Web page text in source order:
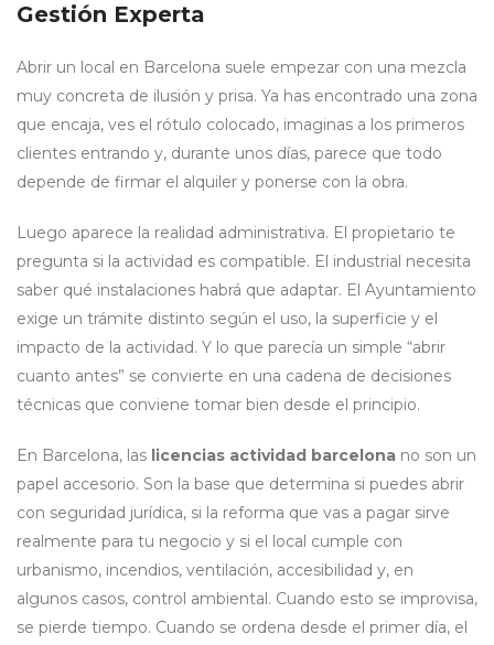
Gestión Experta
Abrir un local en Barcelona suele empezar con una mezcla
muy concreta de ilusión y prisa. Ya has encontrado una zona
que encaja, ves el rótulo colocado, imaginas a los primeros
clientes entrando y, durante unos días, parece que todo
depende de firmar el alquiler y ponerse con la obra.
Luego aparece la realidad administrativa. El propietario te
pregunta si la actividad es compatible. El industrial necesita
saber qué instalaciones habrá que adaptar. El Ayuntamiento
exige un trámite distinto según el uso, la superficie y el
impacto de la actividad. Y lo que parecía un simple “abrir
cuanto antes” se convierte en una cadena de decisiones
técnicas que conviene tomar bien desde el principio.
En Barcelona, las licencias actividad barcelona no son un
papel accesorio. Son la base que determina si puedes abrir
con seguridad jurídica, si la reforma que vas a pagar sirve
realmente para tu negocio y si el local cumple con
urbanismo, incendios, ventilación, accesibilidad y, en
algunos casos, control ambiental. Cuando esto se improvisa,
se pierde tiempo. Cuando se ordena desde el primer día, el